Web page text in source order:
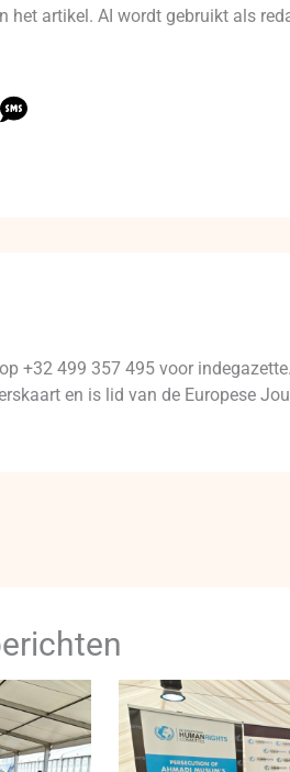
het artikel. AI wordt gebruikt als
+32 499 357 495 voor
en is lid van de Europese